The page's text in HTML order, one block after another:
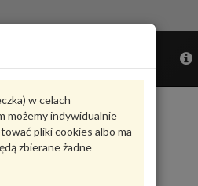
w celach
możemy indywidualnie
pliki cookies albo ma
zbierane żadne